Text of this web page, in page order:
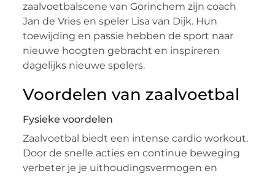
zaalvoetbalscene van Gorinchem zijn coach
Jan de Vries en speler Lisa van Dijk. Hun
toewijding en passie hebben de sport naar
nieuwe hoogten gebracht en inspireren
dagelijks nieuwe spelers.
Voordelen van zaalvoetbal
Fysieke voordelen
Zaalvoetbal biedt een intense cardio workout.
Door de snelle acties en continue beweging
verbeter je je uithoudingsvermogen en